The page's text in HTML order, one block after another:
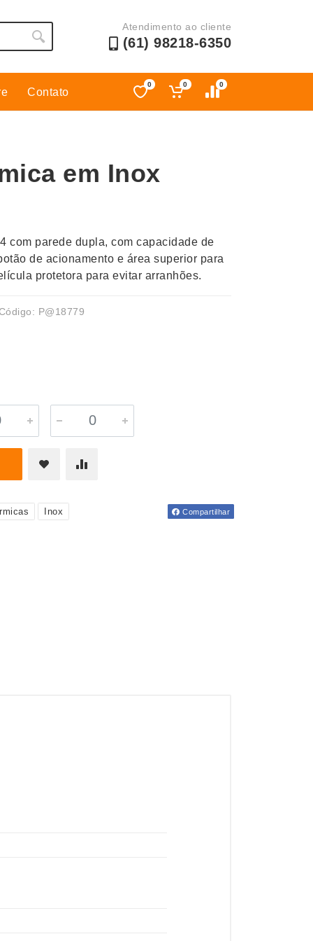
Atendimento ao cliente
(61) 98218-6350
Esteiras
Fones de Ouvido
Guarda-Chuva
Informática e Telefonia
Linha Ecológica
Linha Feminina
Linha Masculina
Contato
0 0 0
em Inox
com parede dupla, com capacidade de
de acionamento e área superior para
protetora para evitar arranhões.
P@18779
Inox Compartilhar